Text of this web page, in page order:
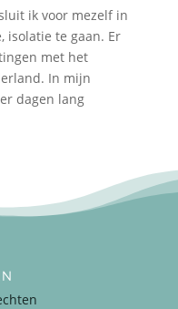
ik voor mezelf in
isolatie te gaan. Er
met het
In mijn
dagen lang